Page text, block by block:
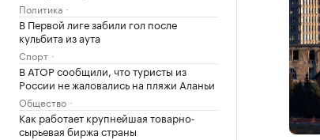
Политика
В Первой лиге забили гол после
кульбита из аута
Спорт
В АТОР сообщили, что туристы из
России не жаловались на пляжи Аланьи
Общество
Как работает крупнейшая товарно-
сырьевая биржа страны